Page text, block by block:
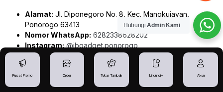
Alamat: Jl. Diponegoro No. 8, Kec. Mangkujayan,
Ponorogo 63413
Nomor WhatsApp: 6282338628202
Instagram: @ibgadget.ponorogo
Link Order:
IBGADGETSTORE Ponorogo
Rute Google Maps:
IBGADGETSTORE – Toko iPhone
Ponorogo
Pusat Promo Order Tukar Tambah Lindungi+ Akun
Hubungi Admin Kami